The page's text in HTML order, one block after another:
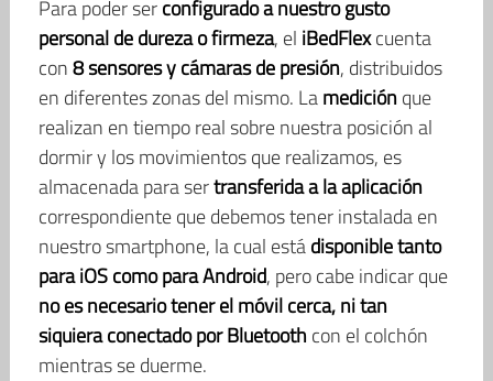
Para poder serconfigurado a nuestro gusto
personal de dureza o firmeza, el iBedFlexcuenta
con8 sensores y cámaras de presión, distribuidos
en diferentes zonas del mismo. Lamediciónque
realizan en tiempo real sobre nuestra posición al
dormir y los movimientos que realizamos, es
almacenada para sertransferida a la aplicación
correspondiente que debemos tener instalada en
nuestro smartphone, la cual estádisponible tanto
para iOS como para Android, pero cabe indicar que
no es necesario tener el móvil cerca, ni tan
siquiera conectado por Bluetooth con el colchón
mientras se duerme.